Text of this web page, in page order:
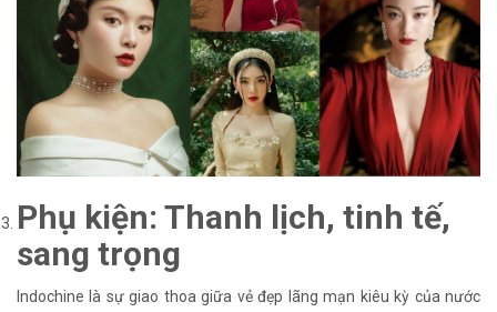
Phụ kiện: Thanh lịch, tinh tế,
sang trọng
Indochine là sự giao thoa giữa vẻ đẹp lãng mạn kiêu kỳ của nước